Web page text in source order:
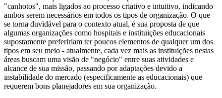
"canhotos", mais ligados ao processo criativo e intuitivo, indicando
ambos serem necessários em todos os tipos de organização. O que
se torna duvidável para o contexto atual, é sua proposta de que
algumas organizações como hospitais e instituições educacionais
supostamente prefeririam ter poucos elementos de qualquer um dos
tipos em seu meio - atualmente, cada vez mais as instituições nestas
áreas buscam uma visão de "negócio" entre suas atividades e
alcance de sua missão, passando por adaptações devido a
instabilidade do mercado (especificamente as educacionais) que
requerem bons planejadores em sua organização.